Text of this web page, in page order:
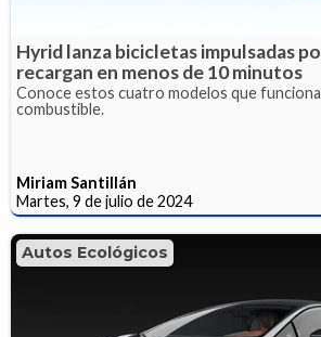
Hyrid lanza bicicletas impulsadas
recargan en menos de 10 minutos
Conoce estos cuatro modelos que
combustible.
Miriam Santillán
Martes, 9 de julio de 2024
Autos Ecológicos